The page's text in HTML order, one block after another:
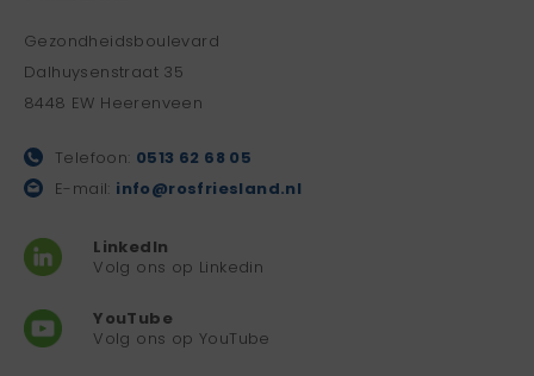
Gezondheidsboulevard
Dalhuysenstraat 35
8448 EW Heerenveen
Telefoon: 0513 62 68 05
E-mail: info@rosfriesland.nl
LinkedIn
Volg ons op Linkedin
YouTube
Volg ons op YouTube